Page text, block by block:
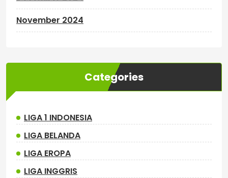
November 2024
Categories
LIGA 1 INDONESIA
LIGA BELANDA
LIGA EROPA
LIGA INGGRIS